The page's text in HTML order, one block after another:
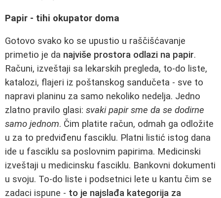
Papir - tihi okupator doma
Gotovo svako ko se upustio u raščišćavanje
primetio je da najviše prostora odlazi na papir.
Računi, izveštaji sa lekarskih pregleda, to‑do liste,
katalozi, flajeri iz poštanskog sandučeta - sve to
napravi planinu za samo nekoliko nedelja. Jedno
zlatno pravilo glasi: svaki papir sme da se dodirne
samo jednom. Čim platite račun, odmah ga odložite
u za to predviđenu fasciklu. Platni listić istog dana
ide u fasciklu sa poslovnim papirima. Medicinski
izveštaji u medicinsku fasciklu. Bankovni dokumenti
u svoju. To‑do liste i podsetnici lete u kantu čim se
zadaci ispune - to je najslađa kategorija za